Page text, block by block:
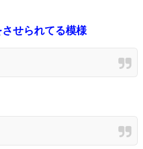
せられてる模様